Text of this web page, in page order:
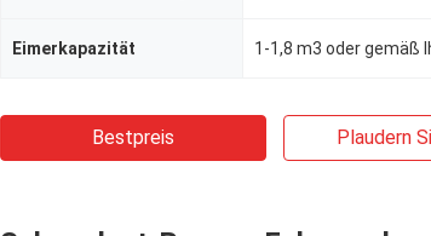
Eimerkapazität 1-1,8 m3 oder gemäß
Bestpreis Plaudern